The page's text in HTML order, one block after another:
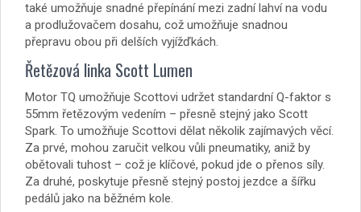
také umožňuje snadné přepínání mezi zadní lahví na vodu
a prodlužovačem dosahu, což umožňuje snadnou
přepravu obou při delších vyjížďkách.
Řetězová linka Scott Lumen
Motor TQ umožňuje Scottovi udržet standardní Q-faktor s
55mm řetězovým vedením – přesně stejný jako Scott
Spark. To umožňuje Scottovi dělat několik zajímavých věcí.
Za prvé, mohou zaručit velkou vůli pneumatiky, aniž by
obětovali tuhost – což je klíčové, pokud jde o přenos síly.
Za druhé, poskytuje přesně stejný postoj jezdce a šířku
pedálů jako na běžném kole.